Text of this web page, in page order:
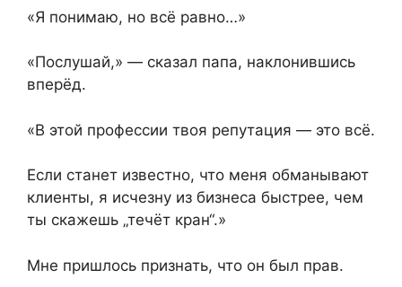
«Я понимаю, но всё равно…»
«Послушай,» — сказал папа, наклонившись
вперёд.
«В этой профессии твоя репутация — это всё.
Если станет известно, что меня обманывают
клиенты, я исчезну из бизнеса быстрее, чем
ты скажешь „течёт кран“.»
Мне пришлось признать, что он был прав.